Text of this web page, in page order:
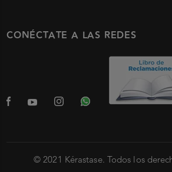
CONÉCTATE A LAS REDES
© 2021 Kérastase. Todos los